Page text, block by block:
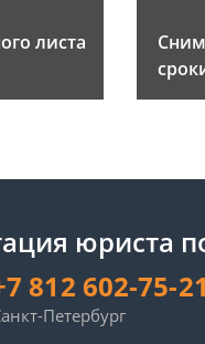
листа
юриста
812 602-75-21
Петербург